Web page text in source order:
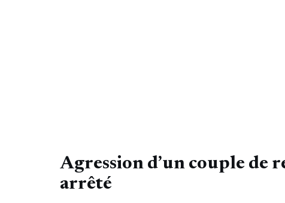
Agression d’un couple de
arrêté